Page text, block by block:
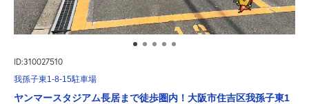
ID:310027510
我孫子東1-8-15駐車場
ヤンマースタジアム長居まで徒歩圏内！大阪市住吉区我孫子東1